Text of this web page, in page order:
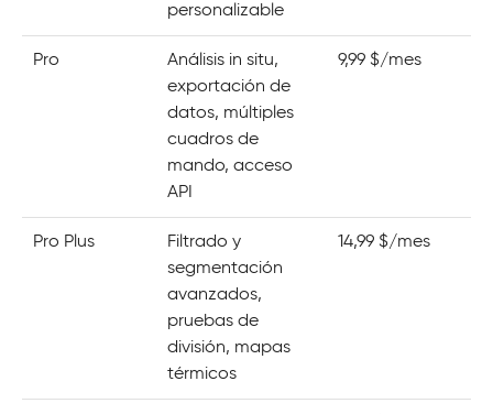
personalizable
Pro
Análisis in situ,
exportación de
datos, múltiples
cuadros de
mando, acceso
API
9,99 $/mes
Pro Plus
Filtrado y
segmentación
avanzados,
pruebas de
división, mapas
térmicos
14,99 $/mes